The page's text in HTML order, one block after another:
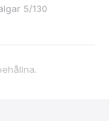
5/130